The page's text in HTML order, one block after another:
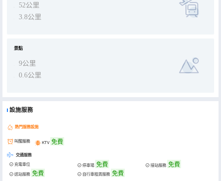
52公里
3.8公里
景點
9公里
0.6公里
設施服務
熱門服務設施
叫醒服務 KTV 免費
交通服務
充電車位 停車場 免費 接站服務 免費
送站服務 免費 自行車租賃服務 免費